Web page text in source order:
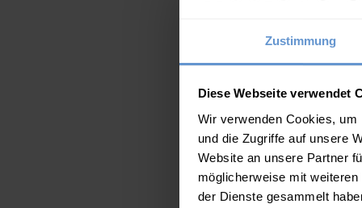
Zustimmung
Diese Webseite verwendet
Wir verwenden Cookies,
und die Zugriffe auf unsere
Website an unsere Partner
möglicherweise mit
der Dienste gesammelt